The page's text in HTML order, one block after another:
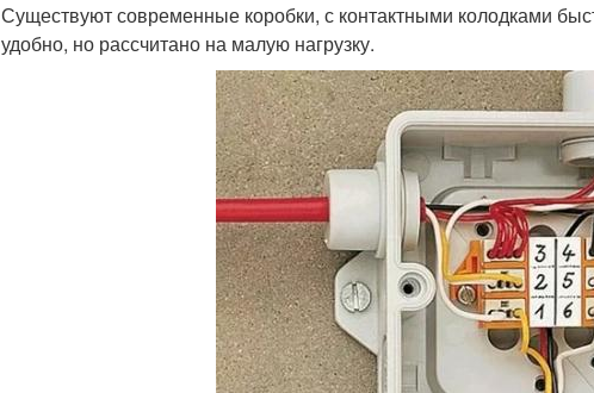
Существуют современные коробки, с контактными колодками
удобно, но рассчитано на малую нагрузку.